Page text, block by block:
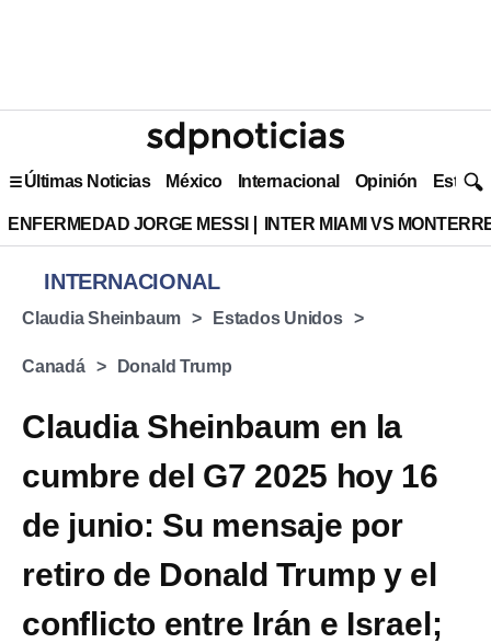
Últimas Noticias México Internacional Opinión Estilo
ENFERMEDAD JORGE MESSI INTER MIAMI VS
INTERNACIONAL
Claudia Sheinbaum Estados Unidos
Canadá Donald Trump
Claudia Sheinbaum en la
cumbre del G7 2025 hoy 16
de junio: Su mensaje por
retiro de Donald Trump y el
conflicto entre Irán e Israel;